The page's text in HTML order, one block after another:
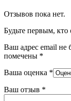
Отзывов пока нет.
Будьте первым,
Ваш адрес email не
помечены *
Ваша оценка *
Ваш отзыв *